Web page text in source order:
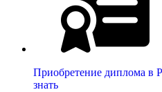
Приобретение диплома в
знать